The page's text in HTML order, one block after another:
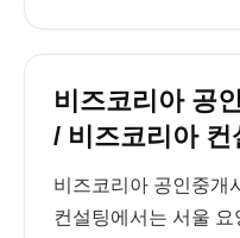
비즈코리아 공
/ 비즈코리아
비즈코리아 공인중개
컨설팅에서는 서울 요